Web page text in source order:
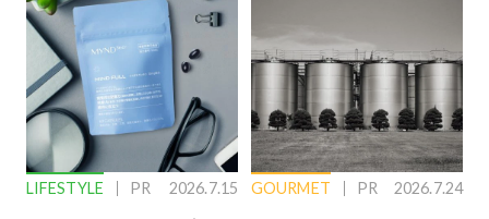
LIFESTYLE PR 2026.7.15 GOURMET PR 2026.7.24